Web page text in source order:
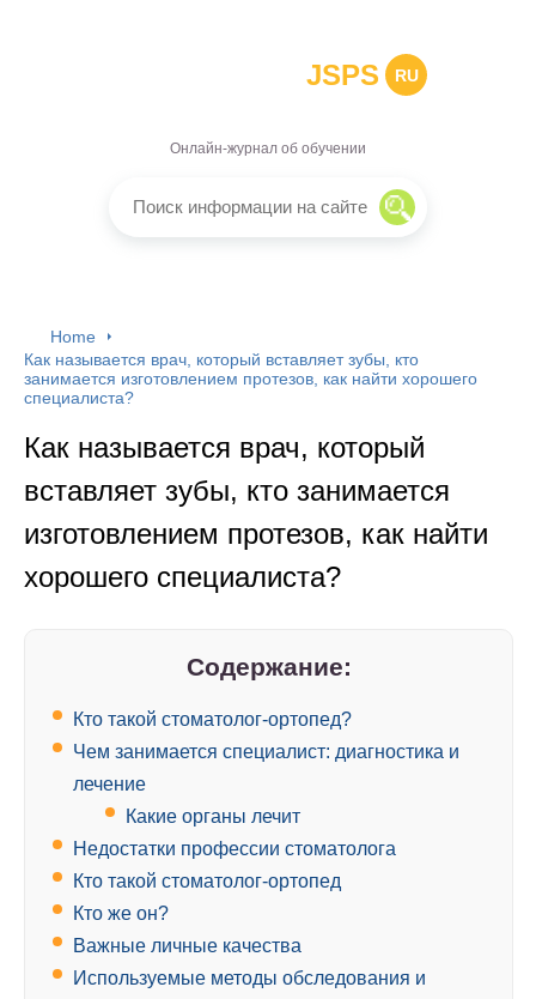
JSPS RU
Онлайн-журнал об обучении
Home
Как называется врач, который вставляет зубы, кто
занимается изготовлением протезов, как найти хорошего
специалиста?
Как называется врач, который
вставляет зубы, кто занимается
изготовлением протезов, как найти
хорошего специалиста?
Содержание:
Кто такой стоматолог-ортопед?
Чем занимается специалист: диагностика и
лечение
Какие органы лечит
Недостатки профессии стоматолога
Кто такой стоматолог-ортопед
Кто же он?
Важные личные качества
Используемые методы обследования и